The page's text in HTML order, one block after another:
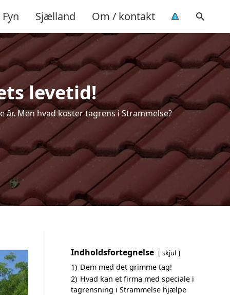
Fyn Sjælland Om / kontakt
levetid!
Men hvad koster tagrens i Strammelse?
Indholdsfortegnelse skjul
1) Dem med det grimme tag!
2) Hvad kan et firma med speciale i
tagrensning i Strammelse hjælpe